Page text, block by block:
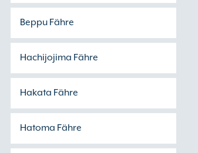
Beppu Fähre
Hachijojima Fähre
Hakata Fähre
Hatoma Fähre